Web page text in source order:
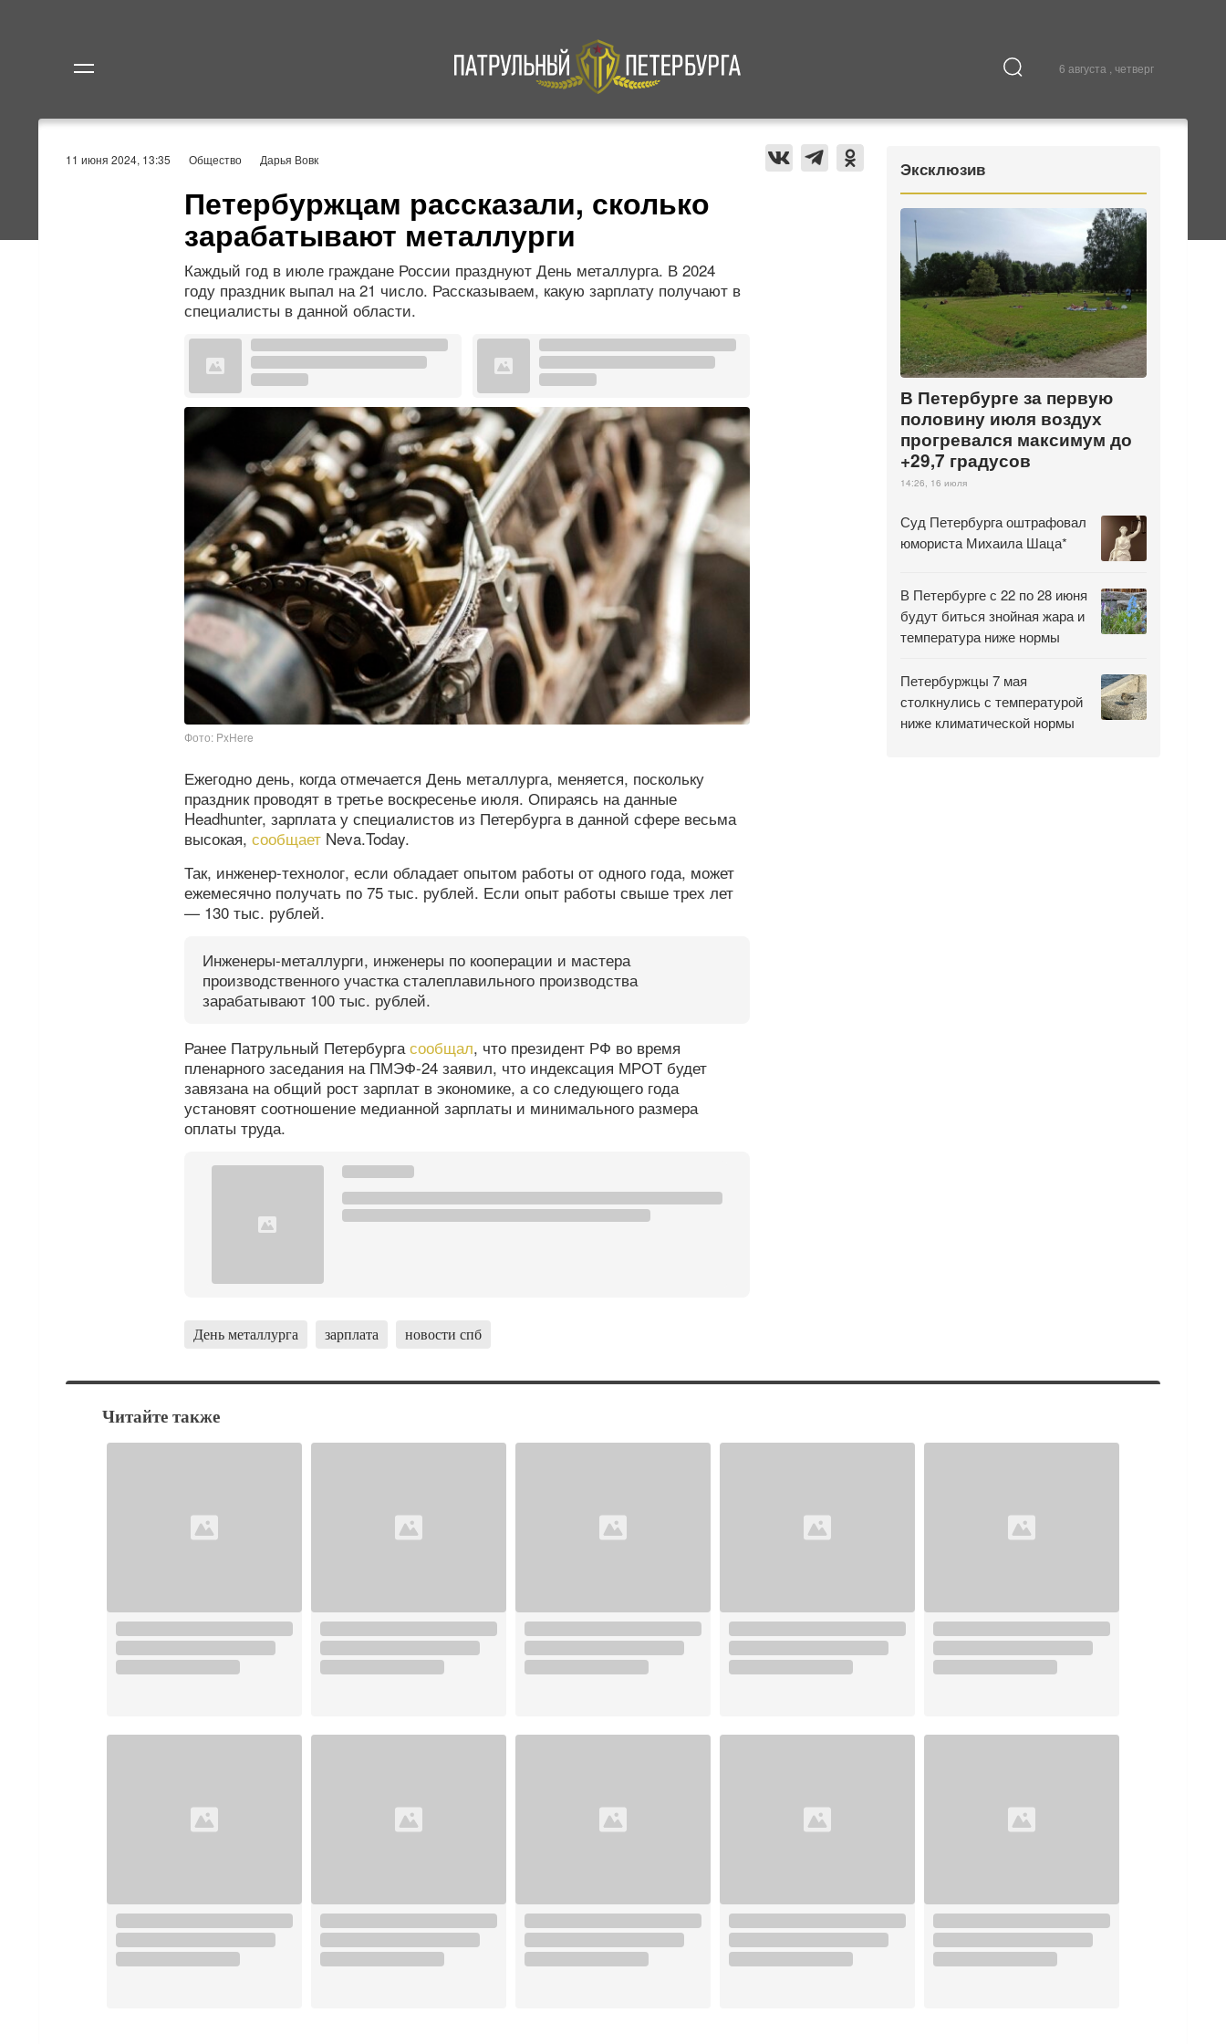
6 августа , четверг
Происшествия Культура
11 июня 2024, 13:35 Общество Дарья Вовк
Петербуржцам рассказали, сколько
зарабатывают металлурги
Каждый год в июле граждане России празднуют День металлурга. В 2024
году праздник выпал на 21 число. Рассказываем, какую зарплату получают в
специалисты в данной области.
Фото: PxHere
Ежегодно день, когда отмечается День металлурга, меняется, поскольку
праздник проводят в третье воскресенье июля. Опираясь на данные
Headhunter, зарплата у специалистов из Петербурга в данной сфере весьма
высокая, сообщает Neva.Today.
Так, инженер-технолог, если обладает опытом работы от одного года, может
ежемесячно получать по 75 тыс. рублей. Если опыт работы свыше трех лет
— 130 тыс. рублей.
Инженеры-металлурги, инженеры по кооперации и мастера
производственного участка сталеплавильного производства
зарабатывают 100 тыс. рублей.
Ранее Патрульный Петербургасообщал, что президент РФ во время
пленарного заседания на ПМЭФ-24 заявил, что индексация МРОТ будет
завязана на общий рост зарплат в экономике, а со следующего года
установят соотношение медианной зарплаты и минимального размера
оплаты труда.
День металлурга зарплата новости спб
Эксклюзив
В Петербурге за первую
половину июля воздух
прогревался максимум до
+29,7 градусов
14:26, 16 июля
Суд Петербурга оштрафовал
юмориста Михаила Шаца*
В Петербурге с 22 по 28 июня
будут биться знойная жара и
температура ниже нормы
Петербуржцы 7 мая
столкнулись с температурой
ниже климатической нормы
Читайте также